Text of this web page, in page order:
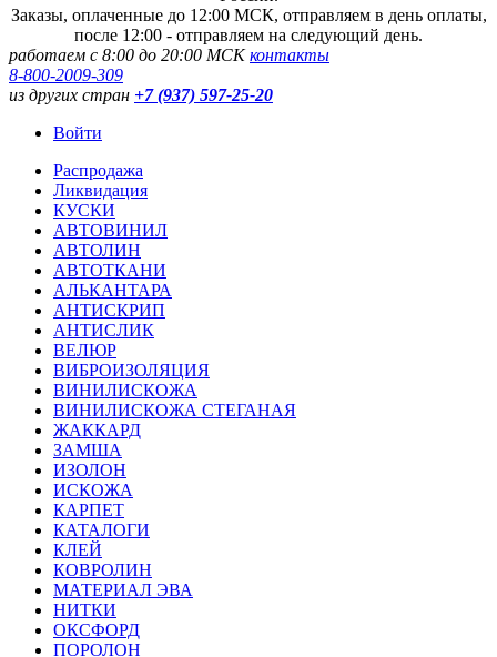
Заказы, оплаченные до 12:00 МСК, отправляем в день оплаты,
после 12:00 - отправляем на следующий день.
работаем с 8:00 до 20:00 МСКконтакты
8-800-2009-309
из других стран +7 (937) 597-25-20
Войти
Распродажа
Ликвидация
КУСКИ
АВТОВИНИЛ
АВТОЛИН
АВТОТКАНИ
АЛЬКАНТАРА
АНТИСКРИП
АНТИСЛИК
ВЕЛЮР
ВИБРОИЗОЛЯЦИЯ
ВИНИЛИСКОЖА
ВИНИЛИСКОЖА СТЕГАНАЯ
ЖАККАРД
ЗАМША
ИЗОЛОН
ИСКОЖА
КАРПЕТ
КАТАЛОГИ
КЛЕЙ
КОВРОЛИН
МАТЕРИАЛ ЭВА
НИТКИ
ОКСФОРД
ПОРОЛОН